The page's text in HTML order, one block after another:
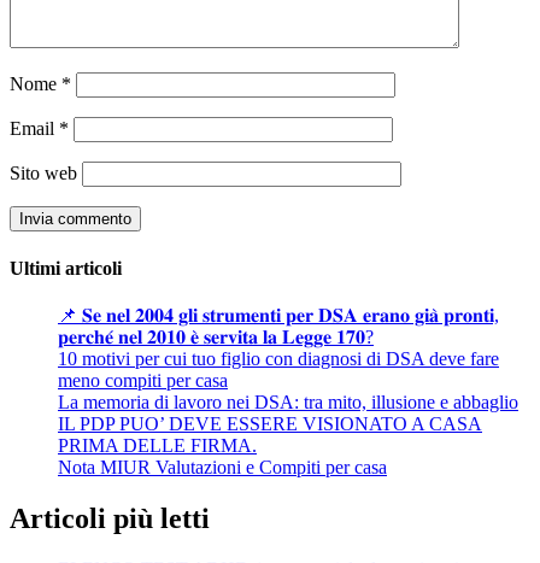
Nome *
Email *
Sito web
Ultimi articoli
📌 𝐒𝐞 𝐧𝐞𝐥 𝟐𝟎𝟎𝟒 𝐠𝐥𝐢 𝐬𝐭𝐫𝐮𝐦𝐞𝐧𝐭𝐢 𝐩𝐞𝐫 𝐃𝐒𝐀 𝐞𝐫𝐚𝐧𝐨 𝐠𝐢𝐚̀ 𝐩𝐫𝐨𝐧𝐭𝐢,
𝐩𝐞𝐫𝐜𝐡𝐞́ 𝐧𝐞𝐥 𝟐𝟎𝟏𝟎 𝐞̀ 𝐬𝐞𝐫𝐯𝐢𝐭𝐚 𝐥𝐚 𝐋𝐞𝐠𝐠𝐞 𝟏𝟕𝟎?
10 motivi per cui tuo figlio con diagnosi di DSA deve fare
meno compiti per casa
La memoria di lavoro nei DSA: tra mito, illusione e abbaglio
IL PDP PUO’ DEVE ESSERE VISIONATO A CASA
PRIMA DELLE FIRMA.
Nota MIUR Valutazioni e Compiti per casa
Articoli più letti